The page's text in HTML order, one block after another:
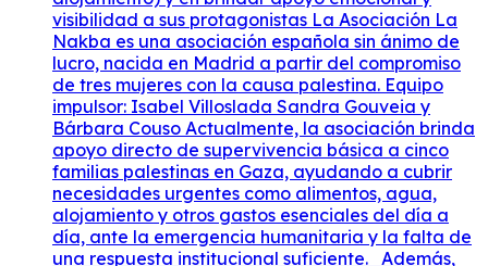
visibilidad a sus protagonistas La Asociación La
Nakba es una asociación española sin ánimo de
lucro, nacida en Madrid a partir del compromiso
de tres mujeres con la causa palestina. Equipo
impulsor: Isabel Villoslada Sandra Gouveia y
Bárbara Couso Actualmente, la asociación brinda
apoyo directo de supervivencia básica a cinco
familias palestinas en Gaza, ayudando a cubrir
necesidades urgentes como alimentos, agua,
alojamiento y otros gastos esenciales del día a
día, ante la emergencia humanitaria y la falta de
una respuesta institucional suficiente. Además,